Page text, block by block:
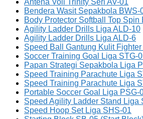
Antena Voli Trinity Seri AV-01
Bendera Wasit Sepakbola BWS-
Body Protector Softball Top Spin
Agility Ladder Drills Liga ALD-10
Agility Ladder Drills Liga ALD-6
Speed Ball Gantung Kulit
Soccer Training Goal Liga STG-
Papan Strategi Sepakbola Liga
Speed Training Parachute Liga
Speed Training Parachute Liga
Portable Soccer Goal Liga PSG-
Speed Agility Ladder Stand Liga
Speed Hoop Set Liga SHS-01